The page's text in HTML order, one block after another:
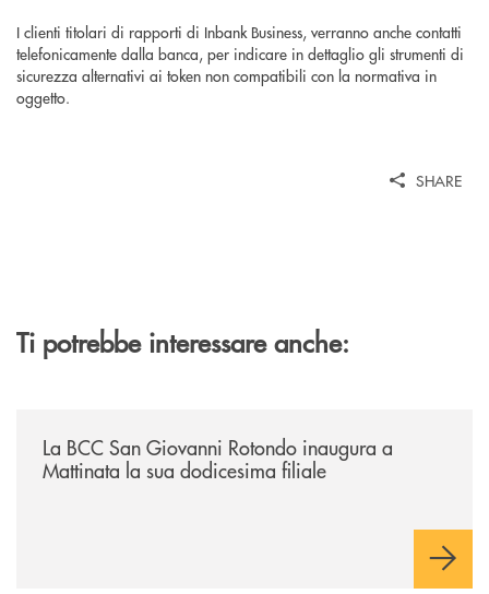
I clienti titolari di rapporti di Inbank Business, verranno anche contatti
telefonicamente dalla banca, per indicare in dettaglio gli strumenti di
sicurezza alternativi ai token non compatibili con la normativa in
oggetto.
SHARE
Ti potrebbe interessare anche:
La BCC San Giovanni Rotondo inaugura a
Mattinata la sua dodicesima filiale